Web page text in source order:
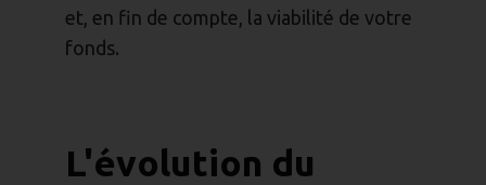
et, en fin de compte, la viabilité de votre
fonds.
L'évolution du